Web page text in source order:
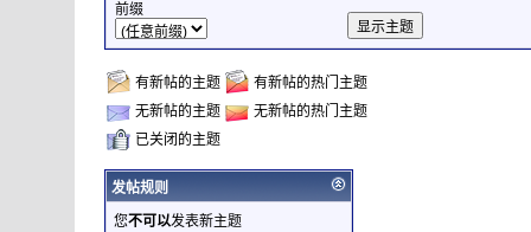
前缀
有新帖的主题
有新帖的热门主题
无新帖的主题
无新帖的热门主题
已关闭的主题
发帖规则
您不可以发表新主题